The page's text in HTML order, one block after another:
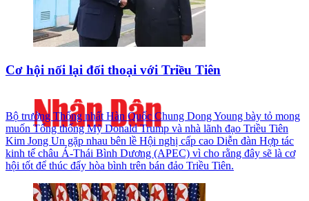
Cơ hội nối lại đối thoại với Triều Tiên
Bộ trưởng Thống nhất Hàn Quốc Chung Dong Young bày tỏ mong
muốn Tổng thống Mỹ Donald Trump và nhà lãnh đạo Triều Tiên
Kim Jong Un gặp nhau bên lề Hội nghị cấp cao Diễn đàn Hợp tác
kinh tế châu Á-Thái Bình Dương (APEC) vì cho rằng đây sẽ là cơ
hội tốt để thúc đẩy hòa bình trên bán đảo Triều Tiên.